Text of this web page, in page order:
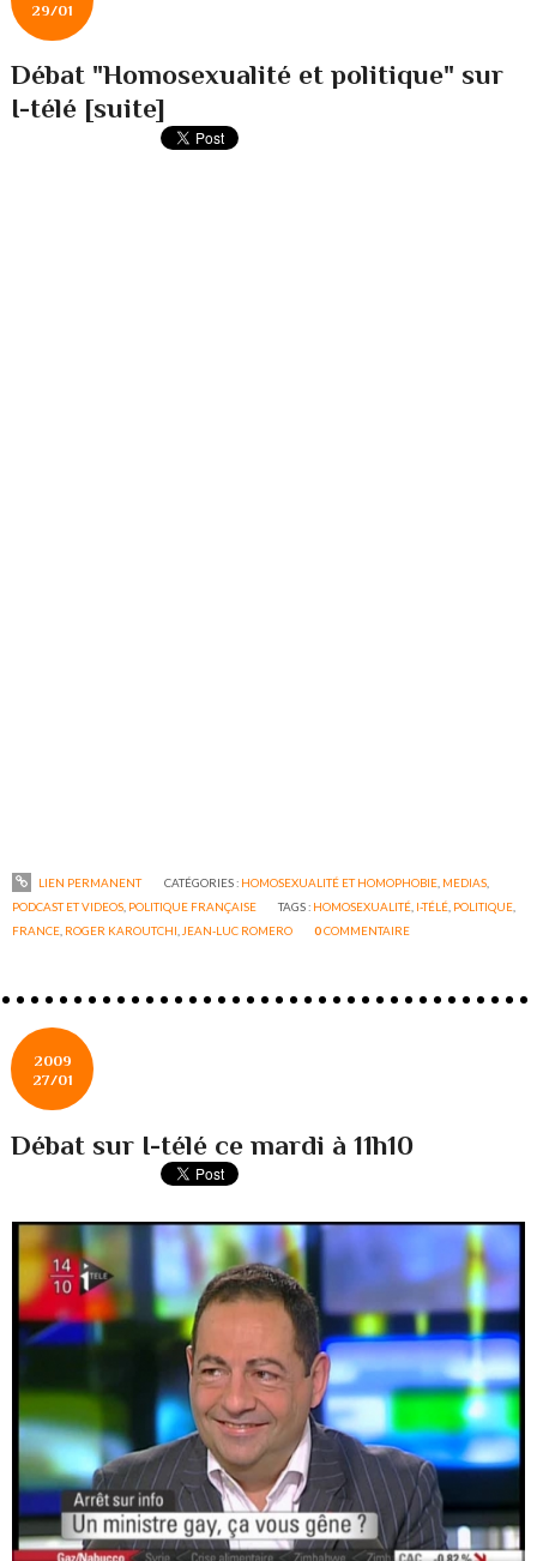
29/01
Débat "Homosexualité et politique" sur
I-télé [suite]
LIEN PERMANENT CATÉGORIES : HOMOSEXUALITÉ ET HOMOPHOBIE, MEDIAS,
PODCAST ET VIDEOS POLITIQUE FRANÇAISE TAGS : HOMOSEXUALITÉ I-TÉLÉ POLITIQUE
FRANCE ROGER KAROUTCHI JEAN-LUC ROMERO 0COMMENTAIRE
2009
27/01
Débat sur I-télé ce mardi à 11h10